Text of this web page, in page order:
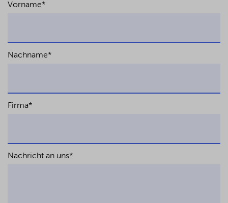
Vorname*
Nachname*
Firma*
Nachricht an uns*